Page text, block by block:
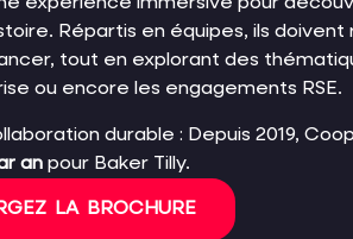
expérience immersive pour
Répartis en équipes, ils
tout en explorant des
ou encore les engagements RSE.
durable : Depuis 2019,
an pour Baker Tilly.
LA BROCHURE